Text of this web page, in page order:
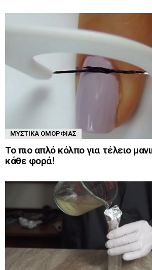
ΜΥΣΤΙΚΆ ΟΜΟΡΦΙΆΣ
Το πιο απλό κόλπο για τέλειο
κάθε φορά!